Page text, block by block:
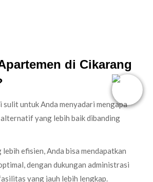
di Cikarang
sulit untuk Anda menyadari mengapa
yang lebih baik dibanding
efisien, Anda bisa mendapatkan
dengan dukungan administrasi
yang jauh lebih lengkap.